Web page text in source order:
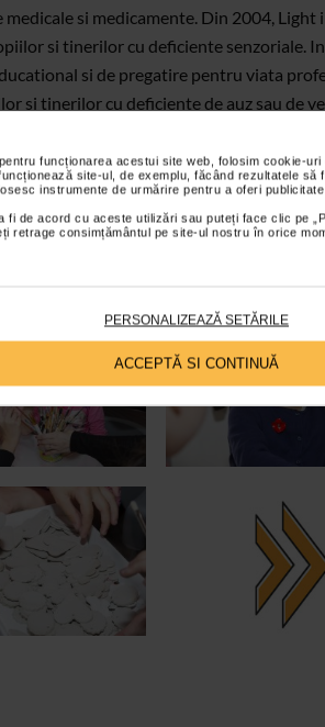
funcționarea acestui site web, folosim cookie-
site-ul, de exemplu, făcând rezultatele
instrumente de urmărire pentru a oferi
fi de acord cu aceste utilizări sau puteți face clic pe
retrage consimțământul pe site-ul nostru în orice
PERSONALIZEAZĂ SETĂRILE
ACCEPTĂ SI CONTINUĂ
si medicamente. Din 2004, Light
si tinerilor cu deficiente senzoriale.
si de pregatire pentru viata
si tinerilor cu deficiente de auz sau de